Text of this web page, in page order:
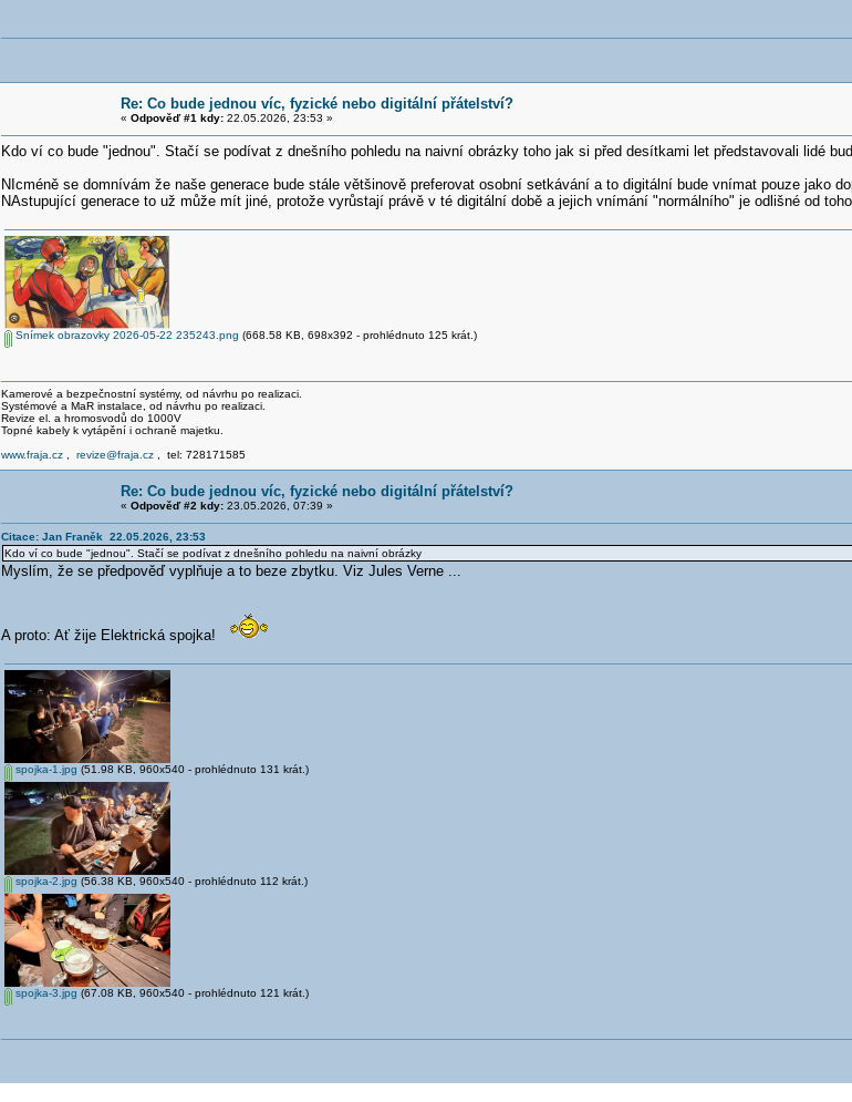
Re: Co bude jednou víc, fyzické nebo digitální přátelství?
« Odpověď #1 kdy: 22.05.2026, 23:53 »
Kdo ví co bude "jednou". Stačí se podívat z dnešního pohledu na naivní obrázky toho jak si před desítkami let představovali lidé
NIcméně se domnívám že naše generace bude stále většinově preferovat osobní setkávání a to digitální bude vnímat pouze jako
NAstupující generace to už může mít jiné, protože vyrůstají právě v té digitální době a jejich vnímání "normálního" je odlišné od
Snímek obrazovky 2026-05-22 235243.png (668.58 KB, 698x392 - prohlédnuto 125 krát.)
Kamerové a bezpečnostní systémy, od návrhu po realizaci.
Systémové a MaR instalace, od návrhu po realizaci.
Revize el. a hromosvodů do 1000V
Topné kabely k vytápění i ochraně majetku.
www.fraja.cz
revize@fraja.cz , tel: 728171585
Re: Co bude jednou víc, fyzické nebo digitální přátelství?
« Odpověď #2 kdy: 23.05.2026, 07:39 »
Citace: Jan Franěk 22.05.2026, 23:53
Kdo ví co bude "jednou". Stačí se podívat z dnešního pohledu na naivní obrázky
Myslím, že se předpověď vyplňuje a to beze zbytku. Viz Jules Verne ...
A proto: Ať žije Elektrická spojka!
spojka-1.jpg (51.98 KB, 960x540 - prohlédnuto 131 krát.)
spojka-2.jpg (56.38 KB, 960x540 - prohlédnuto 112 krát.)
spojka-3.jpg (67.08 KB, 960x540 - prohlédnuto 121 krát.)